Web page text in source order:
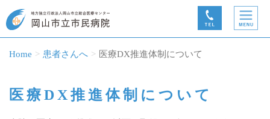
Home 患者さんへ 医療DX推進体制について
医療DX推進体制について